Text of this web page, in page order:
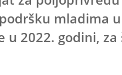
mladima
2022. godini,